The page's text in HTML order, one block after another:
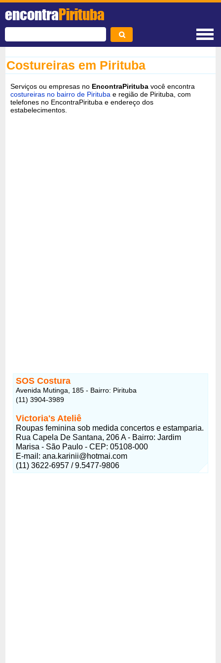
encontraPirituba
Costureiras em Pirituba
Serviços ou empresas no EncontraPirituba você encontra
costureiras no bairro de Pirituba e região de Pirituba, com
telefones no EncontraPirituba e endereço dos
estabelecimentos.
SOS Costura
Avenida Mutinga, 185 - Bairro: Pirituba
(11) 3904-3989
Victoria's Ateliê
Roupas feminina sob medida concertos e estamparia.
Rua Capela De Santana, 206 A - Bairro: Jardim
Marisa - São Paulo - CEP: 05108-000
E-mail: ana.karinii@hotmai.com
(11) 3622-6957 / 9.5477-9806